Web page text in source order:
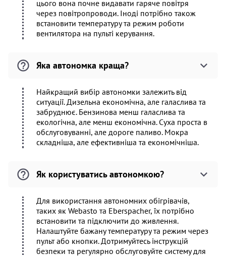
цього вона почне видавати гаряче повітря
через повітропроводи. Іноді потрібно також
встановити температуру та режим роботи
вентилятора на пульті керування.
Яка автономка краща?
Найкращий вибір автономки залежить від
ситуації. Дизельна економічна, але галаслива та
забруднює. Бензинова менш галаслива та
екологічна, але менш економічна. Суха проста в
обслуговуванні, але дороге паливо. Мокра
складніша, але ефективніша та економічніша.
Як користуватись автономкою?
Для використання автономних обігрівачів,
таких як Webasto та Eberspacher, їх потрібно
встановити та підключити до живлення.
Налаштуйте бажану температуру та режим через
пульт або кнопки. Дотримуйтесь інструкцій
безпеки та регулярно обслуговуйте систему для